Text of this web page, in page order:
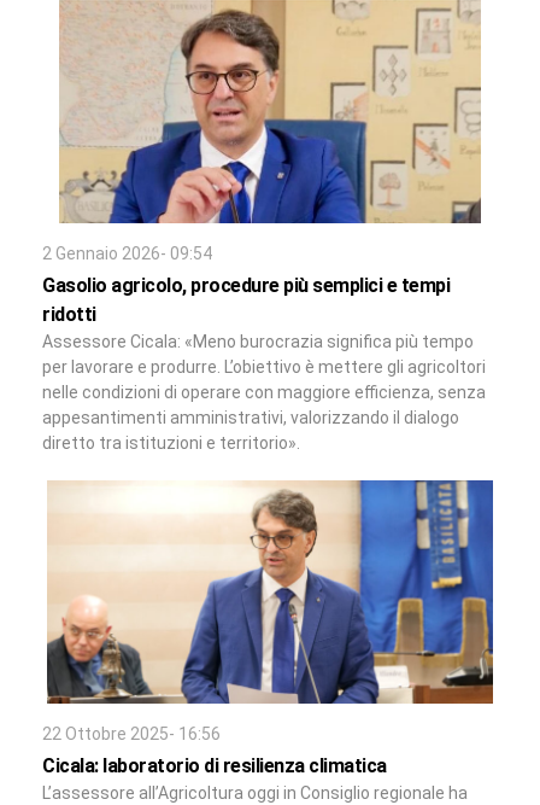
2 Gennaio 2026- 09:54
Gasolio agricolo, procedure più semplici e tempi
ridotti
Assessore Cicala: «Meno burocrazia significa più tempo
per lavorare e produrre. L’obiettivo è mettere gli agricoltori
nelle condizioni di operare con maggiore efficienza, senza
appesantimenti amministrativi, valorizzando il dialogo
diretto tra istituzioni e territorio».
22 Ottobre 2025- 16:56
Cicala: laboratorio di resilienza climatica
L’assessore all’Agricoltura oggi in Consiglio regionale ha